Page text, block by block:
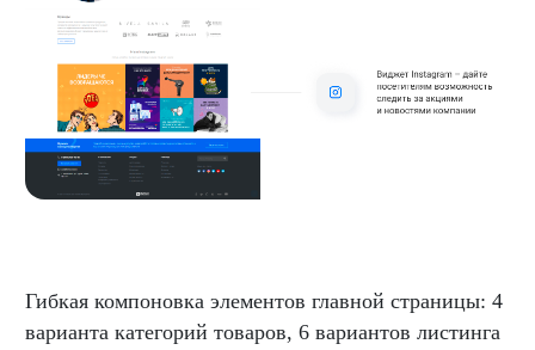
Гибкая компоновка элементов главной страницы: 4
варианта категорий товаров, 6 вариантов листинга